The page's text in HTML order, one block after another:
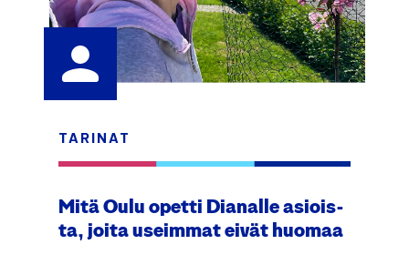
TARI­NAT
Mitä Oulu opet­ti Dia­nal­le asiois­
ta, joi­ta useim­mat eivät huo­maa